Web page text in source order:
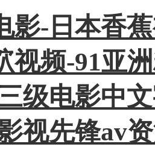
影-日本香
视频-91亚
级电影中
视先锋av